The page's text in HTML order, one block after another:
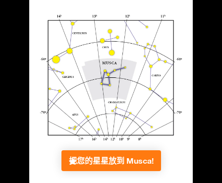
把您的星星放到 Musca!